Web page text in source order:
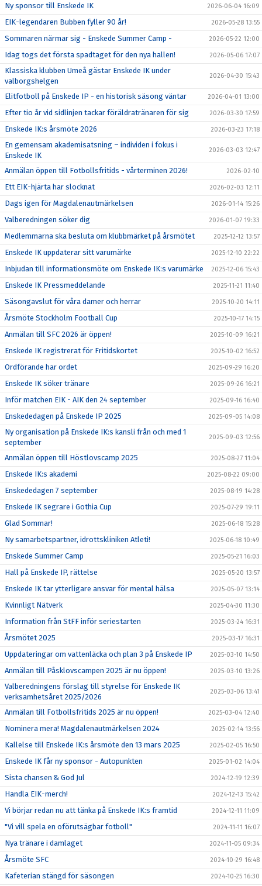
Ny sponsor till Enskede IK 2026-06-04 16:09
EIK-legendaren Bubben fyller 90 år! 2026-05-28 13:55
Sommaren närmar sig - Enskede Summer Camp - 2026-05-22 12:00
Idag togs det första spadtaget för den nya hallen! 2026-05-06 17:07
Klassiska klubben Umeå gästar Enskede IK under
valborgshelgen
2026-04-30 15:43
Elitfotboll på Enskede IP - en historisk säsong väntar 2026-04-01 13:00
Efter tio år vid sidlinjen tackar föräldratränaren för sig 2026-03-30 17:59
Enskede IK:s årsmöte 2026 2026-03-23 17:18
En gemensam akademisatsning – individen i fokus i
Enskede IK
2026-03-03 12:47
Anmälan öppen till Fotbollsfritids - vårterminen 2026! 2026-02-10
Ett EIK-hjärta har slocknat 2026-02-03 12:11
Dags igen för Magdalenautmärkelsen 2026-01-14 15:26
Valberedningen söker dig 2026-01-07 19:33
Medlemmarna ska besluta om klubbmärket på årsmötet 2025-12-12 13:57
Enskede IK uppdaterar sitt varumärke 2025-12-10 22:22
Inbjudan till informationsmöte om Enskede IK:s varumärke 2025-12-06 15:43
Enskede IK Pressmeddelande 2025-11-21 11:40
Säsongavslut för våra damer och herrar 2025-10-20 14:11
Årsmöte Stockholm Football Cup 2025-10-17 14:15
Anmälan till SFC 2026 är öppen! 2025-10-09 16:21
Enskede IK registrerat för Fritidskortet 2025-10-02 16:52
Ordförande har ordet 2025-09-29 16:20
Enskede IK söker tränare 2025-09-26 16:21
Inför matchen EIK - AIK den 24 september 2025-09-16 16:40
Enskededagen på Enskede IP 2025 2025-09-05 14:08
Ny organisation på Enskede IK:s kansli från och med 1
september
2025-09-03 12:56
Anmälan öppen till Höstlovscamp 2025 2025-08-27 11:04
Enskede IK:s akademi 2025-08-22 09:00
Enskededagen 7 september 2025-08-19 14:28
Enskede IK segrare i Gothia Cup 2025-07-29 19:11
Glad Sommar! 2025-06-18 15:28
Ny samarbetspartner, idrottskliniken Atleti! 2025-06-18 10:49
Enskede Summer Camp 2025-05-21 16:03
Hall på Enskede IP, rättelse 2025-05-20 13:57
Enskede IK tar ytterligare ansvar för mental hälsa 2025-05-07 13:14
Kvinnligt Nätverk 2025-04-30 11:30
Information från StFF inför seriestarten 2025-03-24 16:31
Årsmötet 2025 2025-03-17 16:31
Uppdateringar om vattenläcka och plan 3 på Enskede IP 2025-03-10 14:50
Anmälan till Påsklovscampen 2025 är nu öppen! 2025-03-10 13:26
Valberedningens förslag till styrelse för Enskede IK
verksamhetsåret 2025/2026
2025-03-06 13:41
Anmälan till Fotbollsfritids 2025 är nu öppen! 2025-03-04 12:40
Nominera mera! Magdalenautmärkelsen 2024 2025-02-14 13:56
Kallelse till Enskede IK:s årsmöte den 13 mars 2025 2025-02-05 16:50
Enskede IK får ny sponsor - Autopunkten 2025-01-02 14:04
Sista chansen & God Jul 2024-12-19 12:39
Handla EIK-merch! 2024-12-13 15:42
Vi börjar redan nu att tänka på Enskede IK:s framtid 2024-12-11 11:09
"Vi vill spela en oförutsägbar fotboll" 2024-11-11 16:07
Nya tränare i damlaget 2024-11-05 09:34
Årsmöte SFC 2024-10-29 16:48
Kafeterian stängd för säsongen 2024-10-25 16:30